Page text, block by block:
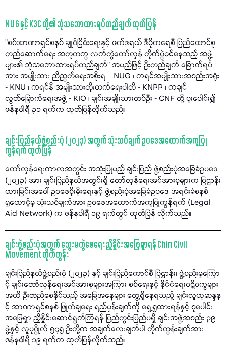
NUG နှင့် K3C တို့၏ ဘုံသဘောထားရပ်တည်ချက် ထုတ်ပြန်
"စစ်အာဏာရှင်စနစ် ချုပ်ငြိမ်းရေးနှင့် ဖက်ဒရယ် ဒီမိုကရေစီ ပြည်ထောင်စု
တည်ဆောက်ရေး အတူတကွ လက်တွဲတော်လှန် တိုက်ပွဲဝင်နေသည့် အဖွဲ့
များ၏ ဘုံသဘောထားရပ်တည်ချက်" အမည်ဖြင့် ဦးတည်ချက် ခြောက်ရပ်
အား အမျိုးသား ညီညွတ်ရေးအစိုးရ – NUG ၊ ကရင်အမျိုးသားအစည်းအရုံး
- KNU ၊ ကရင်နီ အမျိုးသားတိုးတက်ရေးပါတီ - KNPP ၊ ကချင်
လွတ်မြောက်ရေးအဖွဲ့ - KIO ၊ ချင်းအမျိုးသားတပ်ဦး - CNF တို့ ပူးပေါင်း၍
ဇန်နဝါရီ ၃၁ ရက်က ထုတ်ပြန်လိုက်သည်။
ချင်းပြည်နယ်ဖွဲ့စည်းပုံ (၂၀၂၃) အတွက် သုံးသပ်ချက် ဥပဒေအထောက်အကူပြု
ကွန်ရက် ထုတ်ပြန်
တော်လှန်ရေးကာလအတွင်း အသုံးပြုမည့် ချင်းပြည် ဖွဲ့စည်းပုံအခြေခံဥပဒေ
(၂၀၂၃) အား ချင်းပြည်နယ်အတွင်းရှိ တော်လှန်ရေးအင်အားစုများက ပြဌာန်း
ထားခြင်းအပေါ် ဥပဒေစိုးမိုးရေးနှင့် ဖွဲ့စည်းပုံအခြေခံဥပဒေ အရင်းခံစနစ်
ရှုထောင့်မှ သုံးသပ်ချက်အား ဥပဒေအထောက်အကူပြုကွန်ရက် (Legal
Aid Network) က ဇန်နဝါရီ ၁၉ ရက်တွင် ထုတ်ပြန် လိုက်သည်။
ချင်းဖွဲ့စည်းပုံအတွက် သွေးမကွဲစေရေး ညှိနှိုင်းအဖြေရှာရန် Chin Civil
Movement တိုက်တွန်း
ချင်းပြည်နယ်ဖွဲ့စည်းပုံ (၂၀၂၃) နှင့် ချင်းပြည်ကောင်စီ ပြဌာန်း၊ ဖွဲ့စည်းမှုကြော
င့် ချင်းတော်လှန်ရေးအင်အားစုများအကြား စစ်ရေးနှင့် နိုင်ငံရေးပဋိပက္ခများ
အထိ ဦးတည်စေနိုင်သည့် အခြေအနေများ တွေ့ရှိနေရသည့် ချင်းလူထုဆန္ဒနှ
င့် အာဏာရှင်စနစ် ဖြုတ်ချရေး ရည်မှန်းချက်ကို ရှေ့ရှုထားရန်နှင့် စုပေါင်း
အဖြေရှာ ညှိနှိုင်းဆောင်ရွက်ကြရန် ပြည်တွင်းပြည်ပရှိ ချင်းအဖွဲ့အစည်း ၃၉
ဖွဲ့နှင့် လူပုဂ္ဂိုလ် ၅၄၅ ဦးတို့က အချက်လေးချက်ပါ တိုက်တွန်းချက်အား
ဇန်နဝါရီ ၁၉ ရက်က ထုတ်ပြန်လိုက်သည်။